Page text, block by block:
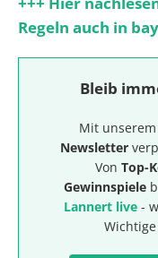
Regeln auch in
Bleib
Mit
Newsletter
Von Top-
Gewinnspiele
Lannert live-